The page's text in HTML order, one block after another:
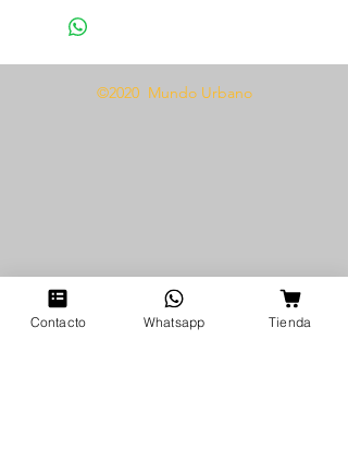
para lograr retener, atraer y
cultivar el amor y cariño de su
pene.
©2020 Mundo Urbano
Contacto Whatsapp Tienda